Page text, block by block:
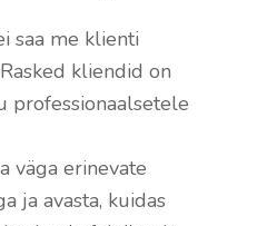
saa me klienti
kliendid on
professionaalsetele
väga erinevate
ja avasta, kuidas